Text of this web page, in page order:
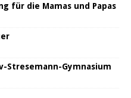
für die Mamas und Papas
Stresemann-Gymnasium